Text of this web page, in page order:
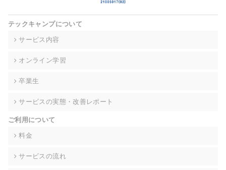
当社は事業運営上、前項利用目的の範囲に限って個人情報を外
高い委託先を選定し、個人情報の適正管理・機密保持について
個人情報の開示等(利用目的の通知、開示、内容の訂正・追加・
て、下記の当社問合わせ窓口に申し出ることができます。その
的な期間内に対応いたします。ただし、申請が本人確認が不可
により、ご希望に添えない場合があります。 なお、アクセスロ
グなどの個人情報以外の情報については、原則として開示等は
テックキャンプについて
サービス内容
オンライン学習
卒業生
サービスの実態・改善レポート
ご利用について
料金
サービスの流れ